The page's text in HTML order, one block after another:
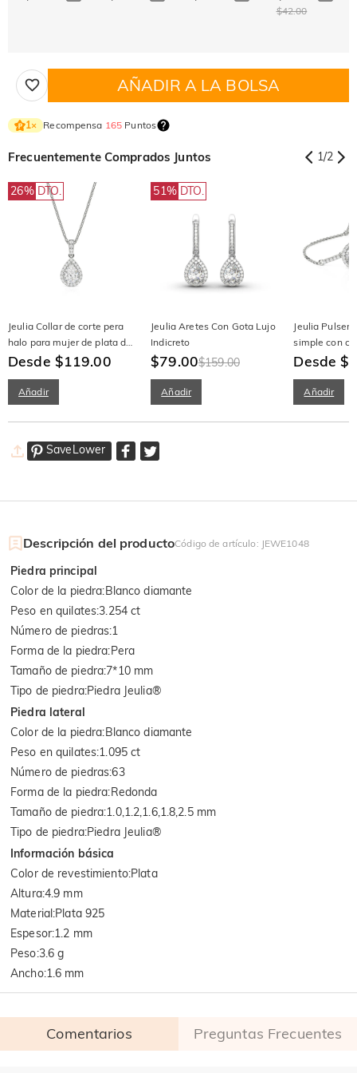
$42.00
AÑADIR A LA BOLSA
1× Recompensa 165 Puntos
Frecuentemente Comprados Juntos 1/2
26% DTO.
Jeulia Collar de corte pera
halo para mujer de plata de
ley
Desde $119.00
Añadir
51% DTO.
Jeulia Aretes Con Gota Lujo
Indicreto
$79.00$159.00
Añadir
Jeulia
simple con
de plata de
Desde
Añadir
SaveLower
Descripción del productoCódigo de artículo : JEWE1048
Piedra principal
Color de la piedra:Blanco diamante
Peso en quilates:3.254 ct
Número de piedras:1
Forma de la piedra:Pera
Tamaño de piedra:7*10 mm
Tipo de piedra:Piedra Jeulia®
Piedra lateral
Color de la piedra:Blanco diamante
Peso en quilates:1.095 ct
Número de piedras:63
Forma de la piedra:Redonda
Tamaño de piedra:1.0,1.2,1.6,1.8,2.5 mm
Tipo de piedra:Piedra Jeulia®
Información básica
Color de revestimiento:Plata
Altura:4.9 mm
Material:Plata 925
Espesor:1.2 mm
Peso:3.6 g
Ancho:1.6 mm
Comentarios Preguntas Frecuentes